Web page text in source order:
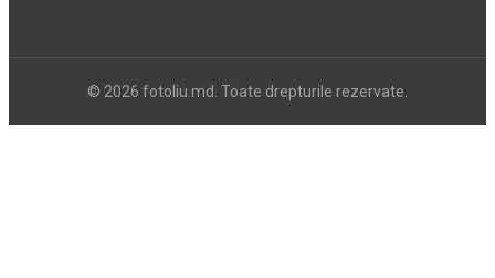
© 2026 fotoliu.md. Toate drepturile rezervate.